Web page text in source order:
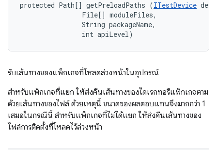
protected Path[] getPreloadPaths (ITestDevice
                File[] moduleFiles,
                String packageName,
                int apiLevel)
รับเส้นทางของแพ็กเกจที่โหลดล่วงหน้าในอุปกรณ์
สำหรับแพ็กเกจที่แยก ให้ส่งคืนเส้นทางของไดเรกทอรีแพ็กเกจตาม
ด้วยเส้นทางของไฟล์ ด้วยเหตุนี้ ขนาดของผลตอบแทนจึงมากกว่า 1
เสมอในกรณีนี้ สำหรับแพ็กเกจที่ไม่ได้แยก ให้ส่งคืนเส้นทางของ
ไฟล์การติดตั้งที่โหลดไว้ล่วงหน้า